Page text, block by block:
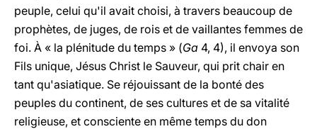
peuple, celui qu'il avait choisi, à travers beaucoup de
prophètes, de juges, de rois et de vaillantes femmes de
foi. À « la plénitude du temps » (Ga 4, 4), il envoya son
Fils unique, Jésus Christ le Sauveur, qui prit chair en
tant qu'asiatique. Se réjouissant de la bonté des
peuples du continent, de ses cultures et de sa vitalité
religieuse, et consciente en même temps du don